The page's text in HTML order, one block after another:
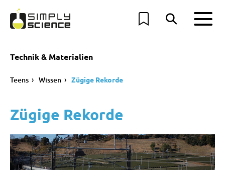
Technik & Materialien
Teens Wissen Zügige Rekorde
Zügige Rekorde